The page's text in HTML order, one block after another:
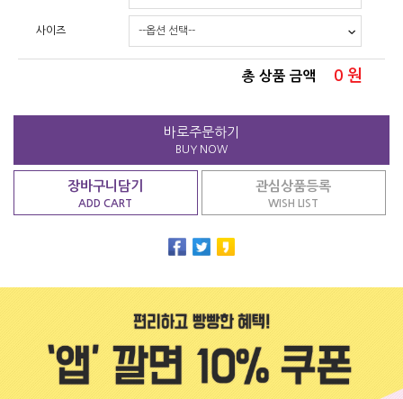
사이즈
총 상품 금액 0 원
바로주문하기
BUY NOW
장바구니담기
ADD CART
관심상품등록
WISH LIST